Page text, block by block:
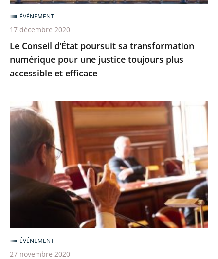
justice
toujours
plus
accessible
et
efficace
Le Conseil d’État poursuit sa transformation
numérique pour une justice toujours plus
accessible et efficace
ÉVÉNEMENT
17 décembre 2020
Le
Conseil
expérimente
échanges
avant
audiences
ÉVÉNEMENT
27 novembre 2020